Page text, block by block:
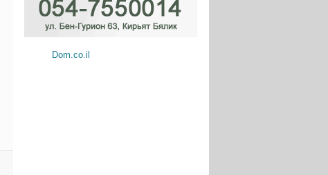
Dom.co.il